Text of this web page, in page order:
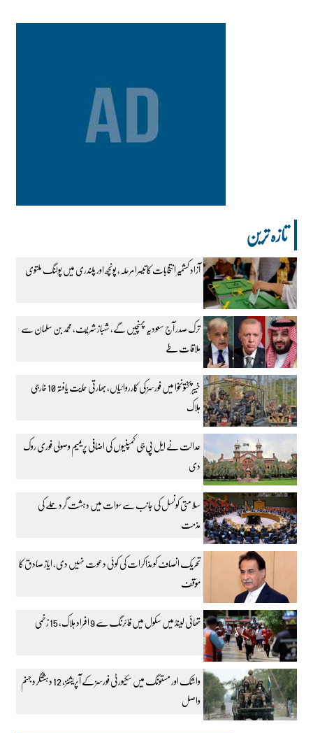
تازہ ترین
آزاد کشمیر انتخابات کا تیسرا مرحلہ، پونچھ اور پلندری میں پولنگ ملتوی
ترک صدر آج سعودیہ پہنچیں گے، شہباز شریف، محمد بن سلمان سے
ملاقات طے
خیبرپختونخوا میں فورسز کی کارروائیاں، بھارتی حمایت یافتہ 10 خارجی
ہلاک
عدالت نے ایل پی جی کمپنیوں کی اضافی پریمیم وصولی فوری روک
دی
سلامتی کونسل کی جانب سے سوات میں دہشت گرد حملے کی
مذمت
تحریک انصاف کو مذاکرات کی کوئی دعوت نہیں دی، ایاز صادق کا
مؤقف
تھائی لینڈ میں سکول میں فائرنگ سے 9 افراد ہلاک، 15 زخمی
واشک اور مستونگ میں سکیورٹی فورسز کے آپریشنز، 12 دہشتگرد جہنم
واصل